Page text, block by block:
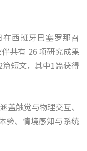
在西班牙巴塞罗那召
共有 26 项研究成果
短文，其中1篇获得
盖触觉与物理交互、
验、情境感知与系统